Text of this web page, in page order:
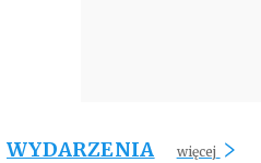
WYDARZENIA więcej